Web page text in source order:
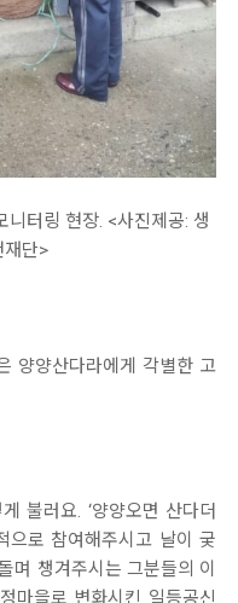
터링 현장. <사진제공: 생
재단>
양양산다라에게 각별한 고
불러요. ‘양양오면 산다더
으로 참여해주시고 날이 궂
며 챙겨주시는 그분들의 이
마을로 변화시킨 일등공신